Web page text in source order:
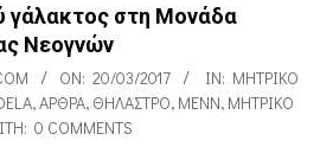
γάλακτος στη Μονάδα
Νεογνών
ON: 20/03/2017 IN: ΜΗΤΡΙΚΌ
,ΑΡΘΡΑ, ΘΉΛΑΣΤΡΟ, ΜΕΝΝ, ΜΗΤΡΙΚΌ
0 COMMENTS